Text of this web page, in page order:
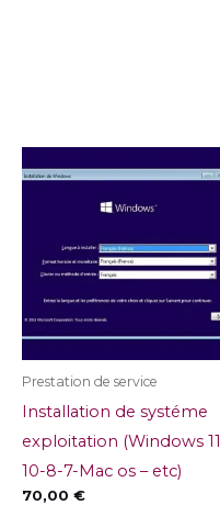
Prestation de service
Installation de systéme
exploitation (Windows
10-8-7-Mac os – etc)
70,00 €